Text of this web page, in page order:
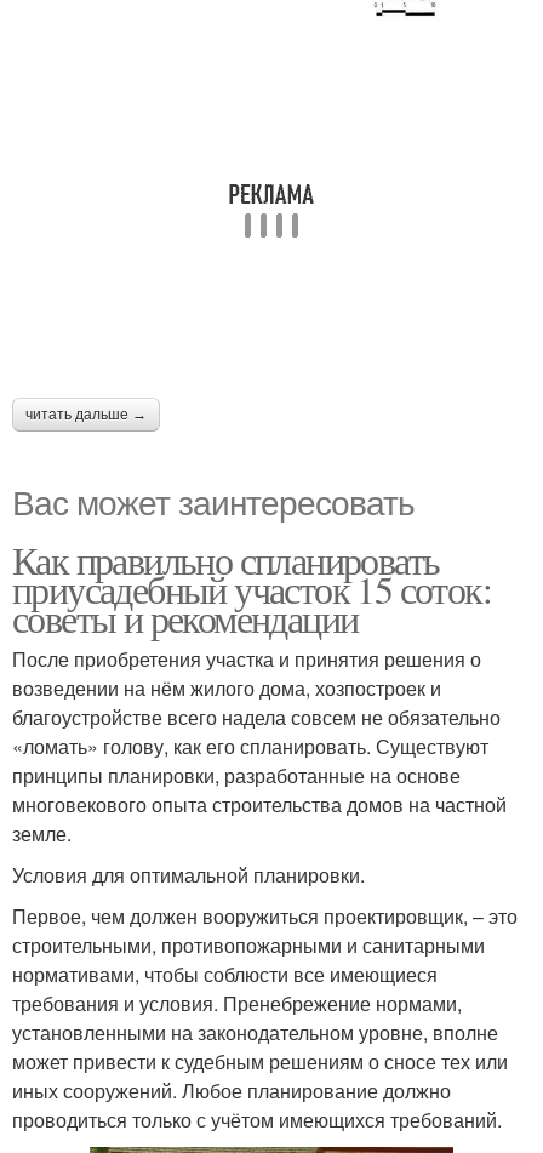
читать дальше →
Вас может заинтересовать
Как правильно спланировать
приусадебный участок 15 соток:
советы и рекомендации
После приобретения участка и принятия решения о
возведении на нём жилого дома, хозпостроек и
благоустройстве всего надела совсем не обязательно
«ломать» голову, как его спланировать. Существуют
принципы планировки, разработанные на основе
многовекового опыта строительства домов на частной
земле.
Условия для оптимальной планировки.
Первое, чем должен вооружиться проектировщик, – это
строительными, противопожарными и санитарными
нормативами, чтобы соблюсти все имеющиеся
требования и условия. Пренебрежение нормами,
установленными на законодательном уровне, вполне
может привести к судебным решениям о сносе тех или
иных сооружений. Любое планирование должно
проводиться только с учётом имеющихся требований.